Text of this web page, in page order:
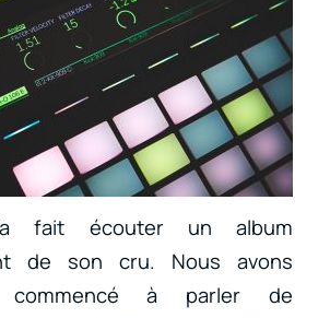
fait écouter un album
de son cru. Nous avons
commencé à parler de